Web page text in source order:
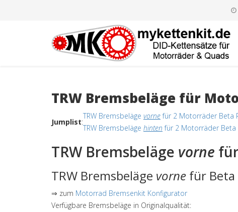
TRW Bremsbeläge für
Jumplist:
TRW Bremsbeläge vornefür 2 Motorräder Beta
TRW Bremsbeläge hinten für 2 Motorräder Beta
TRW Bremsbeläge vorne
TRW Bremsbeläge vorne für Beta
⇒ zum Motorrad Bremsenkit Konfigurator
Verfügbare Bremsbeläge in Originalqualität: